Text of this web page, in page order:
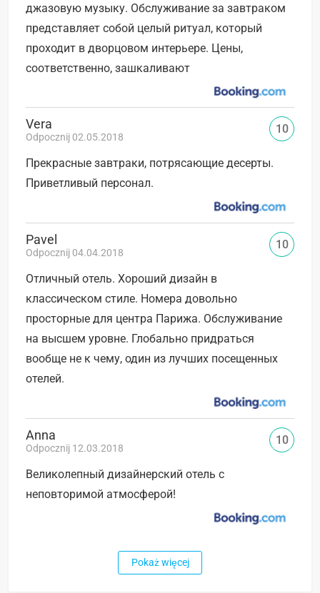
джазовую музыку. Обслуживание за завтраком
представляет собой целый ритуал, который
проходит в дворцовом интерьере. Цены,
соответственно, зашкаливают
Vera
Odpocznij 02.05.2018
Прекрасные завтраки, потрясающие десерты.
Приветливый персонал.
10
Pavel
Odpocznij 04.04.2018
Отличный отель. Хороший дизайн в
классическом стиле. Номера довольно
просторные для центра Парижа. Обслуживание
на высшем уровне. Глобально придраться
вообще не к чему, один из лучших посещенных
отелей.
10
Anna
Odpocznij 12.03.2018
Великолепный дизайнерский отель с
неповторимой атмосферой!
10
Pokaż więcej